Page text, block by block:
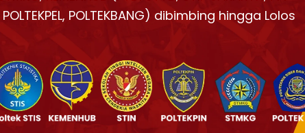
POLTEKPEL, POLTEKBANG) dibimbing hingga Lolos